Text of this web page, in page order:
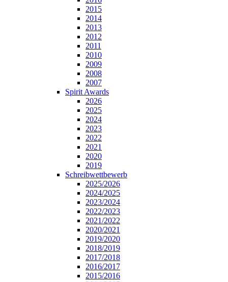
2015
2014
2013
2012
2011
2010
2009
2008
2007
Spirit Awards
2026
2025
2024
2023
2022
2021
2020
2019
Schreibwettbewerb
2025/2026
2024/2025
2023/2024
2022/2023
2021/2022
2020/2021
2019/2020
2018/2019
2017/2018
2016/2017
2015/2016